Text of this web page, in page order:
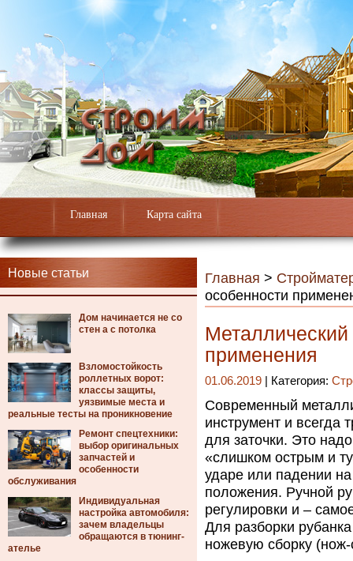
Главная Карта сайта
Новые статьи
Дом начинается не со
стен а с потолка
Взломостойкость
роллетных ворот:
классы защиты,
уязвимые места и
реальные тесты на проникновение
Ремонт спецтехники:
выбор оригинальных
запчастей и
особенности
обслуживания
Индивидуальная
настройка автомобиля:
зачем владельцы
обращаются в тюнинг-
ателье
Главная >
особенности
применения
01.06.2019 | Категория:
Современный
инструмент и всегда
для заточки. Это
«слишком острым и
ударе или падении
положения. Ручной
регулировки и –
Для разборки
ножевую сборку